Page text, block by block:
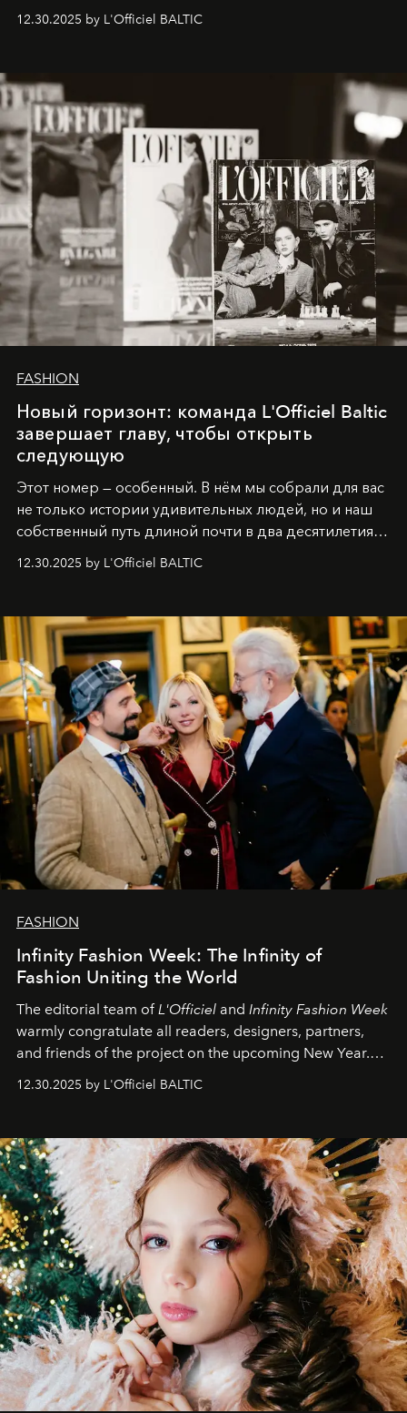
ecosystems.
Sabrina Spinelli
brand strategist with three decades of mastery in luxury,
framework where creativity, commerce, and culture
converge with surgical precision.
12.30.2025 by L'Officiel BALTIC
FASHION
Новый горизонт: команда L'Officiel Baltic
завершает главу, чтобы открыть
следующую
Этот номер — особенный. В нём мы собрали для вас
не только истории удивительных людей, но и наш
собственный путь длиной почти в два десятилетия.
Вместо привычного подведения итогов мы от всей
души говорим спасибо каждому, кто был с нами все
самыми искренними пожеланиями и теплом, ваша
командаL’Officiel Baltic .
12.30.2025 by L'Officiel BALTIC
FASHION
Infinity Fashion Week: The Infinity of
Fashion Uniting the World
The editorial team ofL'Officiel and Infinity Fashion Week
warmly congratulate all readers, designers, partners,
and friends of the project on the upcoming New Year.
May 2026 bring growth, inspiration, bold ideas, and new
achievements.
12.30.2025 by L'Officiel BALTIC